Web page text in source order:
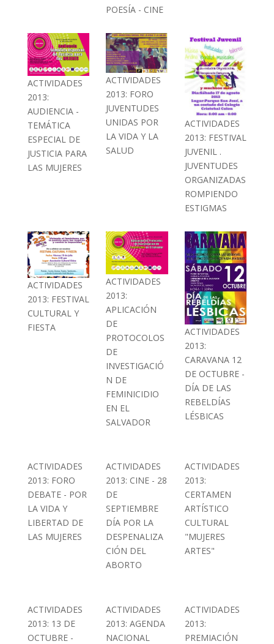
POESÍA - CINE
ACTIVIDADES
2013:
AUDIENCIA -
TEMÁTICA
ESPECIAL DE
JUSTICIA PARA
LAS MUJERES
ACTIVIDADES
2013: FORO
JUVENTUDES
UNIDAS POR
LA VIDA Y LA
SALUD
ACTIVIDADES
2013: FESTIVAL
JUVENIL .
JUVENTUDES
ORGANIZADAS
ROMPIENDO
ESTIGMAS
ACTIVIDADES
2013: FESTIVAL
CULTURAL Y
FIESTA
ACTIVIDADES
2013:
APLICACIÓN
DE
PROTOCOLOS
DE
INVESTIGACIÓ
N DE
FEMINICIDIO
EN EL
SALVADOR
ACTIVIDADES
2013:
CARAVANA 12
DE OCTUBRE -
DÍA DE LAS
REBELDÍAS
LÉSBICAS
ACTIVIDADES
2013: FORO
DEBATE - POR
LA VIDA Y
LIBERTAD DE
LAS MUJERES
ACTIVIDADES
2013: CINE - 28
DE
SEPTIEMBRE
DÍA POR LA
DESPENALIZA
CIÓN DEL
ABORTO
ACTIVIDADES
2013:
CERTAMEN
ARTÍSTICO
CULTURAL
"MUJERES
ARTES"
ACTIVIDADES
2013: 13 DE
OCTUBRE -
ACTIVIDADES
2013: AGENDA
NACIONAL
ACTIVIDADES
2013:
PREMIACIÓN